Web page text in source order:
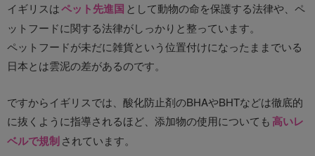
イギリスはペット先進国 として動物の命を保護する法律や、ペ
ットフードに関する法律がしっかりと整っています。
ペットフードが未だに雑貨という位置付けになったままでいる
日本とは雲泥の差があるのです。
ですからイギリスでは、酸化防止剤のBHAやBHTなどは徹底的
に抜くように指導されるほど、添加物の使用についても高いレ
ベルで規制されています。